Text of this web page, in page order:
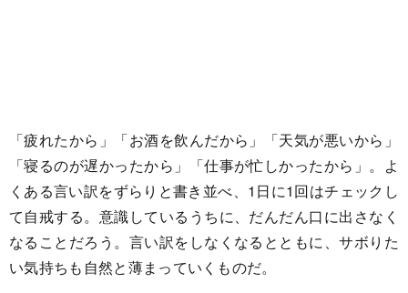
「疲れたから」「お酒を飲んだから」「天気が悪いから」
「寝るのが遅かったから」「仕事が忙しかったから」。よ
くある言い訳をずらりと書き並べ、1日に1回はチェックし
て自戒する。意識しているうちに、だんだん口に出さなく
なることだろう。言い訳をしなくなるとともに、サボりた
い気持ちも自然と薄まっていくものだ。